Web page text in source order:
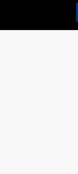
tashkil etish" AJ.